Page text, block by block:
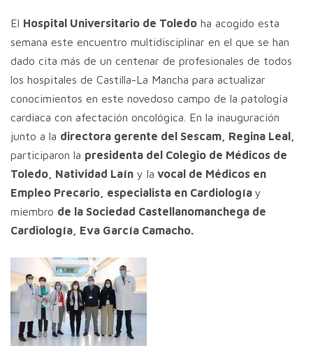
El Hospital Universitario de Toledo ha acogido esta
semana este encuentro multidisciplinar en el que se han
dado cita más de un centenar de profesionales de todos
los hospitales de Castilla-La Mancha para actualizar
conocimientos en este novedoso campo de la patología
cardiaca con afectación oncológica. En la inauguración
junto a la directora gerente del Sescam, Regina Leal,
participaron la presidenta del Colegio de Médicos de
Toledo, Natividad Laín y la vocal de Médicos en
Empleo Precario, especialista en Cardiología y
miembro de la Sociedad Castellanomanchega de
Cardiología, Eva García Camacho.